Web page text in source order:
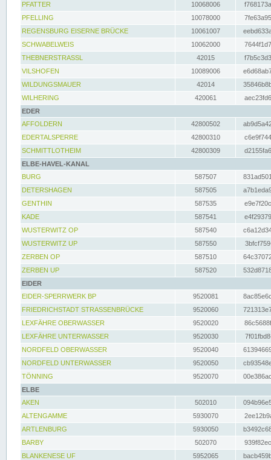
PFATTER
10068006
PFELLING
10078000
REGENSBURG EISERNE BRÜCKE
10061007
SCHWABELWEIS
10062000
THEBNERSTRASSL
42015
VILSHOFEN
10089006
WILDUNGSMAUER
42014
WILHERING
420061
EDER
AFFOLDERN
42800502
EDERTALSPERRE
42800310
SCHMITTLOTHEIM
42800309
ELBE-HAVEL-KANAL
BURG
587507
DETERSHAGEN
587505
GENTHIN
587535
KADE
587541
WUSTERWITZ OP
587540
WUSTERWITZ UP
587550
ZERBEN OP
587510
ZERBEN UP
587520
EIDER
EIDER-SPERRWERK BP
9520081
FRIEDRICHSTADT STRASSENBRÜCKE
9520060
LEXFÄHRE OBERWASSER
9520020
LEXFÄHRE UNTERWASSER
9520030
NORDFELD OBERWASSER
9520040
NORDFELD UNTERWASSER
9520050
TÖNNING
9520070
ELBE
AKEN
502010
ALTENGAMME
5930070
ARTLENBURG
5930050
BARBY
502070
BLANKENESE UF
5952065